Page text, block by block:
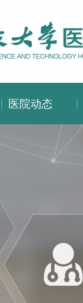
医院动态